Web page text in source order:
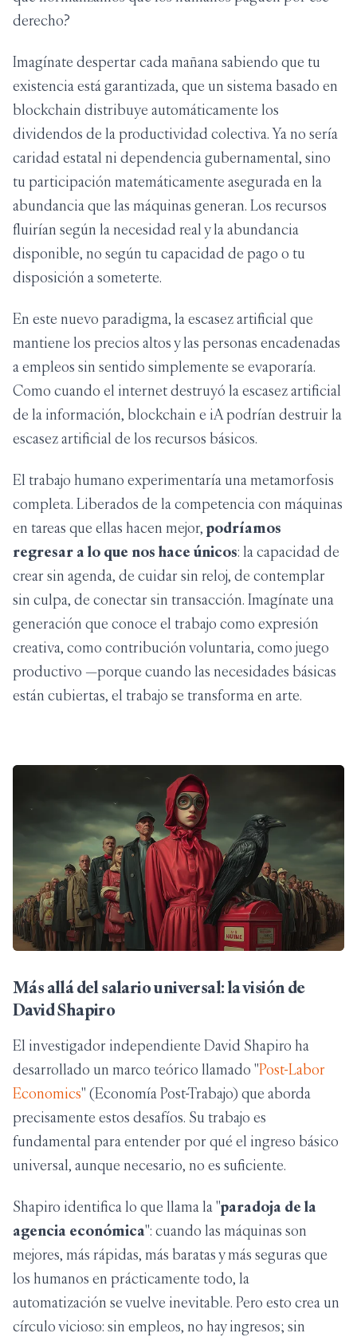
derecho?
Imagínate despertar cada mañana sabiendo que tu
existencia está garantizada, que un sistema basado en
blockchain distribuye automáticamente los
dividendos de la productividad colectiva. Ya no sería
caridad estatal ni dependencia gubernamental, sino
tu participación matemáticamente asegurada en la
abundancia que las máquinas generan. Los recursos
fluirían según la necesidad real y la abundancia
disponible, no según tu capacidad de pago o tu
disposición a someterte.
En este nuevo paradigma, la escasez artificial que
mantiene los precios altos y las personas encadenadas
a empleos sin sentido simplemente se evaporaría.
Como cuando el internet destruyó la escasez artificial
de la información, blockchain e iA podrían destruir la
escasez artificial de los recursos básicos.
El trabajo humano experimentaría una metamorfosis
completa. Liberados de la competencia con máquinas
en tareas que ellas hacen mejor, podríamos
regresar a lo que nos hace únicos: la capacidad de
crear sin agenda, de cuidar sin reloj, de contemplar
sin culpa, de conectar sin transacción. Imagínate una
generación que conoce el trabajo como expresión
creativa, como contribución voluntaria, como juego
productivo —porque cuando las necesidades básicas
están cubiertas, el trabajo se transforma en arte.
Más allá del salario universal: la visión de
David Shapiro
El investigador independiente David Shapiro ha
desarrollado un marco teórico llamado "Post-Labor
Economics" (Economía Post-Trabajo) que aborda
precisamente estos desafíos. Su trabajo es
fundamental para entender por qué el ingreso básico
universal, aunque necesario, no es suficiente.
Shapiro identifica lo que llama la "paradoja de la
agencia económica": cuando las máquinas son
mejores, más rápidas, más baratas y más seguras que
los humanos en prácticamente todo, la
automatización se vuelve inevitable. Pero esto crea un
círculo vicioso: sin empleos, no hay ingresos; sin